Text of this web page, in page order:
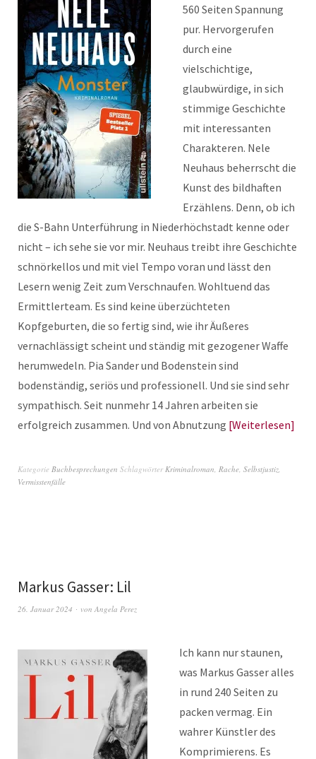
560 Seiten Spannung
pur. Hervorgerufen
durch eine
vielschichtige,
glaubwürdige, in sich
stimmige Geschichte
mit interessanten
Charakteren. Nele
Neuhaus beherrscht die
Kunst des bildhaften
Erzählens. Denn, ob ich
die S-Bahn Unterführung in Niederhöchstadt kenne oder
nicht – ich sehe sie vor mir. Neuhaus treibt ihre Geschichte
schnörkellos und mit viel Tempo voran und lässt den
Lesern wenig Zeit zum Verschnaufen. Wohltuend das
Ermittlerteam. Es sind keine überzüchteten
Kopfgeburten, die so fertig sind, wie ihr Äußeres
vernachlässigt scheint und ständig mit gezogener Waffe
herumwedeln. Pia Sander und Bodenstein sind
bodenständig, seriös und professionell. Und sie sind sehr
sympathisch. Seit nunmehr 14 Jahren arbeiten sie
erfolgreich zusammen. Und von Abnutzung Weiterlesen
Kategorie Buchbesprechungen SchlagwörterKriminalroman, Rache, Selbstjustiz,
Vermisstenfälle
Markus Gasser: Lil
26. Januar 2024 von Angela Perez
Ich kann nur staunen,
was Markus Gasser alles
in rund 240 Seiten zu
packen vermag. Ein
wahrer Künstler des
Komprimierens. Es